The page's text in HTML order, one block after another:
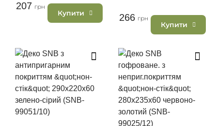
207 грн
Купити 266 грн
Купити